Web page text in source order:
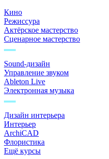
Кино
Режиссура
Актёрское мастерство
Сценарное мастерство
Sound-дизайн
Управление звуком
Ableton Live
Электронная музыка
Дизайн интерьера
Интерьер
ArchiCAD
Флористика
Ещё курсы